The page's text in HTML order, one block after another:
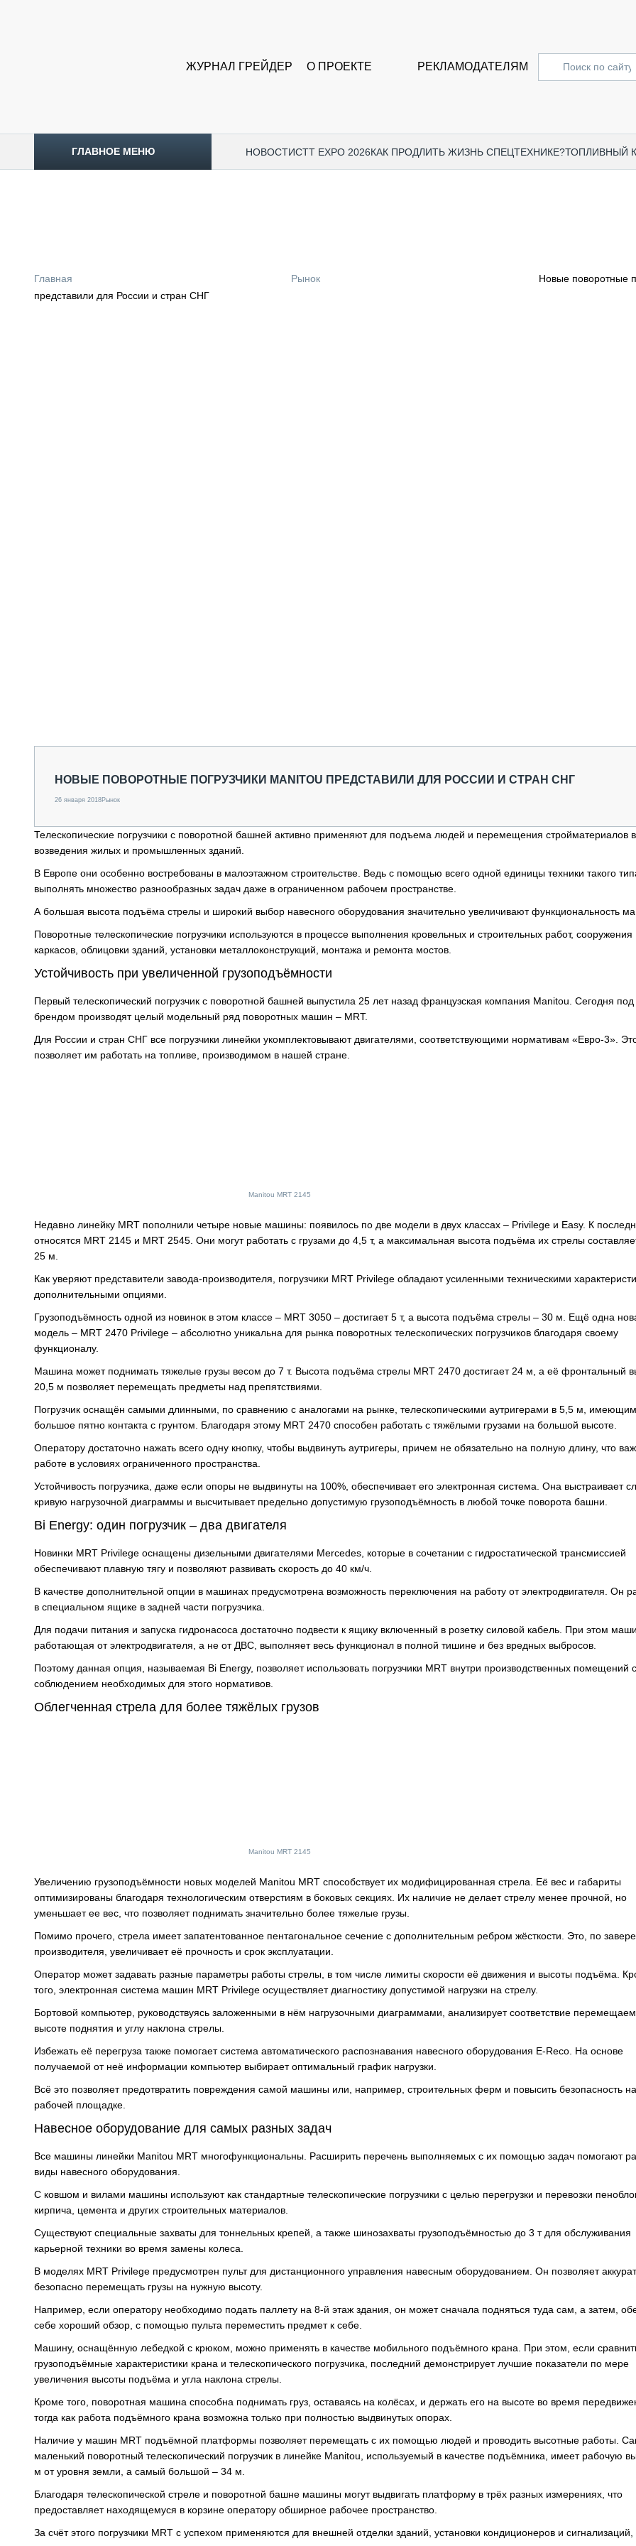
ЖУРНАЛ ГРЕЙДЕР О ПРОЕКТЕ РЕКЛАМОДАТЕЛЯМ
ГЛАВНОЕ МЕНЮ НОВОСТИCTT EXPO 2026КАК ПРОДЛИТЬ ЖИЗНЬ СПЕЦТЕХНИКЕ?ТОПЛИВНЫЙ
ОБЗОР РЫНКА
Главная Рынок
Новые поворотные
представили для России и стран СНГ
НОВЫЕ ПОВОРОТНЫЕ ПОГРУЗЧИКИ MANITOU ПРЕДСТАВИЛИ ДЛЯ РОССИИ И СТРАН СНГ
26 января 2018Рынок
Телескопические погрузчики с поворотной башней активно применяют для подъема людей и перемещения стройматериалов
возведения жилых и промышленных зданий.
В Европе они особенно востребованы в малоэтажном строительстве. Ведь с помощью всего одной единицы техники такого
выполнять множество разнообразных задач даже в ограниченном рабочем пространстве.
А большая высота подъёма стрелы и широкий выбор навесного оборудования значительно увеличивают функциональность
Поворотные телескопические погрузчики используются в процессе выполнения кровельных и строительных работ, сооружения
каркасов, облицовки зданий, установки металлоконструкций, монтажа и ремонта мостов.
Устойчивость при увеличенной грузоподъёмности
Первый телескопический погрузчик с поворотной башней выпустила 25 лет назад французская компания Manitou. Сегодня под
брендом производят целый модельный ряд поворотных машин – MRT.
Для России и стран СНГ все погрузчики линейки укомплектовывают двигателями, соответствующими нормативам «Евро-3».
позволяет им работать на топливе, производимом в нашей стране.
Manitou MRT 2145
Недавно линейку MRT пополнили четыре новые машины: появилось по две модели в двух классах – Privilege и Easy. К
относятся MRT 2145 и MRT 2545. Они могут работать с грузами до 4,5 т, а максимальная высота подъёма их стрелы
25 м.
Как уверяют представители завода-производителя, погрузчики MRT Privilege обладают усиленными техническими
дополнительными опциями.
Грузоподъёмность одной из новинок в этом классе – MRT 3050 – достигает 5 т, а высота подъёма стрелы – 30 м. Ещё одна
модель – MRT 2470 Privilege – абсолютно уникальна для рынка поворотных телескопических погрузчиков благодаря своему
функционалу.
Машина может поднимать тяжелые грузы весом до 7 т. Высота подъёма стрелы MRT 2470 достигает 24 м, а её фронтальный
20,5 м позволяет перемещать предметы над препятствиями.
Погрузчик оснащён самыми длинными, по сравнению с аналогами на рынке, телескопическими аутригерами в 5,5 м,
большое пятно контакта с грунтом. Благодаря этому MRT 2470 способен работать с тяжёлыми грузами на большой высоте.
Оператору достаточно нажать всего одну кнопку, чтобы выдвинуть аутригеры, причем не обязательно на полную длину, что
работе в условиях ограниченного пространства.
Устойчивость погрузчика, даже если опоры не выдвинуты на 100%, обеспечивает его электронная система. Она выстраивает
кривую нагрузочной диаграммы и высчитывает предельно допустимую грузоподъёмность в любой точке поворота башни.
Bi Energy: один погрузчик – два двигателя
Новинки MRT Privilege оснащены дизельными двигателями Mercedes, которые в сочетании с гидростатической трансмиссией
обеспечивают плавную тягу и позволяют развивать скорость до 40 км/ч.
В качестве дополнительной опции в машинах предусмотрена возможность переключения на работу от электродвигателя. Он
в специальном ящике в задней части погрузчика.
Для подачи питания и запуска гидронасоса достаточно подвести к ящику включенный в розетку силовой кабель. При этом
работающая от электродвигателя, а не от ДВС, выполняет весь функционал в полной тишине и без вредных выбросов.
Поэтому данная опция, называемая Bi Energy, позволяет использовать погрузчики MRT внутри производственных помещений с
соблюдением необходимых для этого нормативов.
Облегченная стрела для более тяжёлых грузов
Manitou MRT 2145
Увеличению грузоподъёмности новых моделей Manitou MRT способствует их модифицированная стрела. Её вес и габариты
оптимизированы благодаря технологическим отверстиям в боковых секциях. Их наличие не делает стрелу менее прочной, но
уменьшает ее вес, что позволяет поднимать значительно более тяжелые грузы.
Помимо прочего, стрела имеет запатентованное пентагональное сечение с дополнительным ребром жёсткости. Это, по
производителя, увеличивает её прочность и срок эксплуатации.
Оператор может задавать разные параметры работы стрелы, в том числе лимиты скорости её движения и высоты подъёма.
того, электронная система машин MRT Privilege осуществляет диагностику допустимой нагрузки на стрелу.
Бортовой компьютер, руководствуясь заложенными в нём нагрузочными диаграммами, анализирует соответствие
высоте поднятия и углу наклона стрелы.
Избежать её перегруза также помогает система автоматического распознавания навесного оборудования E-Reco. На основе
получаемой от неё информации компьютер выбирает оптимальный график нагрузки.
Всё это позволяет предотвратить повреждения самой машины или, например, строительных ферм и повысить безопасность на
рабочей площадке.
Навесное оборудование для самых разных задач
Все машины линейки Manitou MRT многофункциональны. Расширить перечень выполняемых с их помощью задач помогают
виды навесного оборудования.
С ковшом и вилами машины используют как стандартные телескопические погрузчики с целью перегрузки и перевозки
кирпича, цемента и других строительных материалов.
Существуют специальные захваты для тоннельных крепей, а также шинозахваты грузоподъёмностью до 3 т для обслуживания
карьерной техники во время замены колеса.
В моделях MRT Privilege предусмотрен пульт для дистанционного управления навесным оборудованием. Он позволяет
безопасно перемещать грузы на нужную высоту.
Например, если оператору необходимо подать паллету на 8-й этаж здания, он может сначала подняться туда сам, а затем,
себе хороший обзор, с помощью пульта переместить предмет к себе.
Машину, оснащённую лебедкой с крюком, можно применять в качестве мобильного подъёмного крана. При этом, если
грузоподъёмные характеристики крана и телескопического погрузчика, последний демонстрирует лучшие показатели по мере
увеличения высоты подъёма и угла наклона стрелы.
Кроме того, поворотная машина способна поднимать груз, оставаясь на колёсах, и держать его на высоте во время
тогда как работа подъёмного крана возможна только при полностью выдвинутых опорах.
Наличие у машин MRT подъёмной платформы позволяет перемещать с их помощью людей и проводить высотные работы.
маленький поворотный телескопический погрузчик в линейке Manitou, используемый в качестве подъёмника, имеет рабочую
м от уровня земли, а самый большой – 34 м.
Благодаря телескопической стреле и поворотной башне машины могут выдвигать платформу в трёх разных измерениях, что
предоставляет находящемуся в корзине оператору обширное рабочее пространство.
За счёт этого погрузчики MRT с успехом применяются для внешней отделки зданий, установки кондиционеров и сигнализаций,